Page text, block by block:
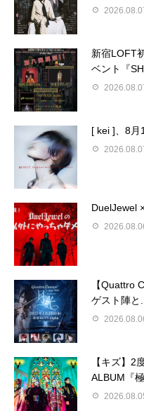
新宿LOFT
ベント『
[ kei ]、8月
DuelJewel
【Quattro
ゲスト陣と
【キズ】2
ALBUM『